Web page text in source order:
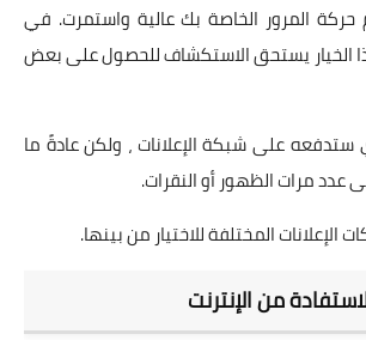
حركة المرور الخاصة بك عالية واستمرت. في
الخيار يستحق الاستكشاف للحصول على بعض
ستدفعه على شبكة الإعلانات ، ولكن عادةً ما
عدد مرات الظهور أو النقرات.
المختلفة للاختيار من بينها.
من الإنترنت